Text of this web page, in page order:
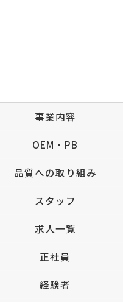
事業内容
OEM・PB
品質への取り組み
スタッフ
求人一覧
正社員
経験者